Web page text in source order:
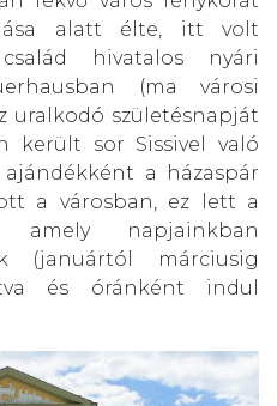
alatt élte, itt volt
hivatalos nyári
(ma városi
uralkodó születésnapját
került sor Sissivel való
ajándékként a házaspár
a városban, ez lett a
amely napjainkban
(januártól márciusig
és óránként indul